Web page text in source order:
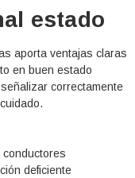
estado
aporta ventajas claras
en buen estado
correctamente
deficiente